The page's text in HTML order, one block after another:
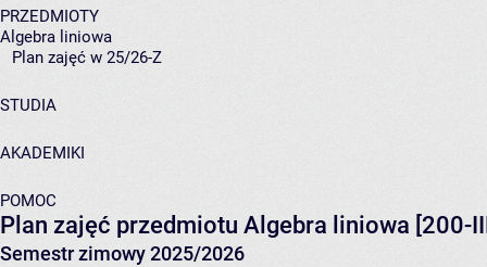
PRZEDMIOTY
Algebra liniowa
Plan zajęć w 25/26-Z
STUDIA
AKADEMIKI
POMOC
Plan zajęć przedmiotu Algebra liniowa [200-
Semestr zimowy 2025/2026